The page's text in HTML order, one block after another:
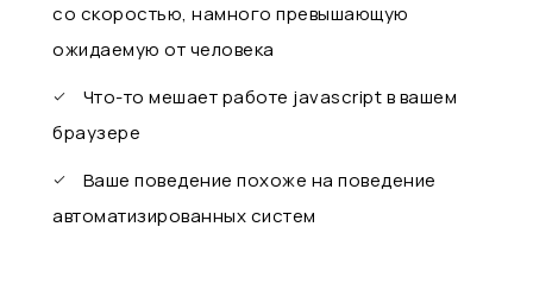
со скоростью, намного превышающую
ожидаемую от человека
Что-то мешает работе javascript в вашем
браузере
Ваше поведение похоже на поведение
автоматизированных систем